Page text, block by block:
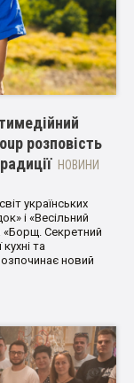
розповість
НОВИНИ
українських
і «Весільний
«Борщ. Секретний
та
новий